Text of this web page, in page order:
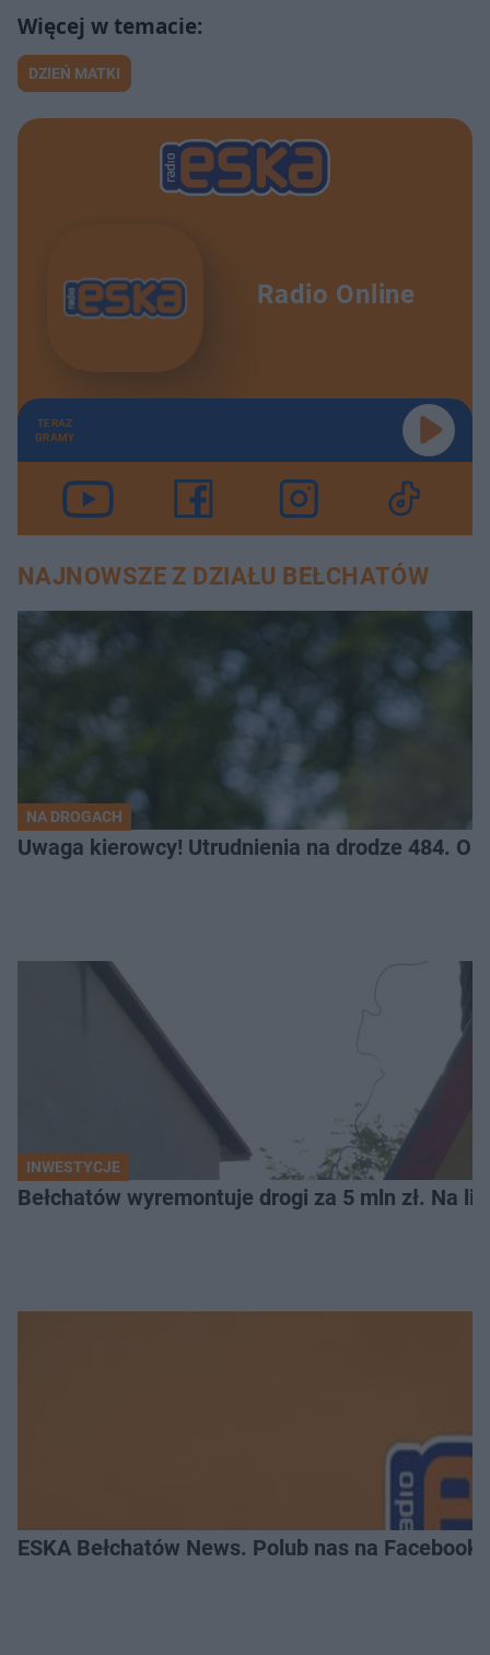
DZIEŃ MATKI
Radio Online
TERAZ
GRAMY
NAJNOWSZE Z DZIAŁU BEŁCHATÓW
NA DROGACH
Uwaga kierowcy! Utrudnienia na drodze 484.
INWESTYCJE
Bełchatów wyremontuje drogi za 5 mln zł. Na
ESKA Bełchatów News. Polub nas na